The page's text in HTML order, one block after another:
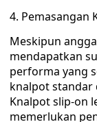
4. Pemasangan
Meskipun
mendapatkan
performa yang
knalpot standar
Knalpot slip-on
memerlukan